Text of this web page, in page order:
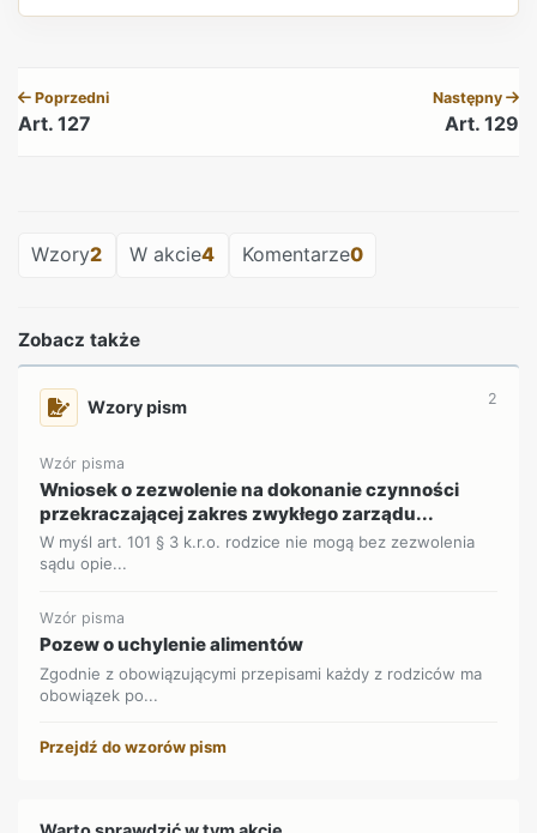
Poprzedni
Art. 127
Następny
Art. 129
Wzory2 W akcie4 Komentarze0
Zobacz także
Wzory pism 2
Wzór pisma
Wniosek o zezwolenie na dokonanie czynności
przekraczającej zakres zwykłego zarządu...
W myśl art. 101 § 3 k.r.o. rodzice nie mogą bez zezwolenia
sądu opie...
Wzór pisma
Pozew o uchylenie alimentów
Zgodnie z obowiązującymi przepisami każdy z rodziców ma
obowiązek po...
Przejdź do wzorów pism